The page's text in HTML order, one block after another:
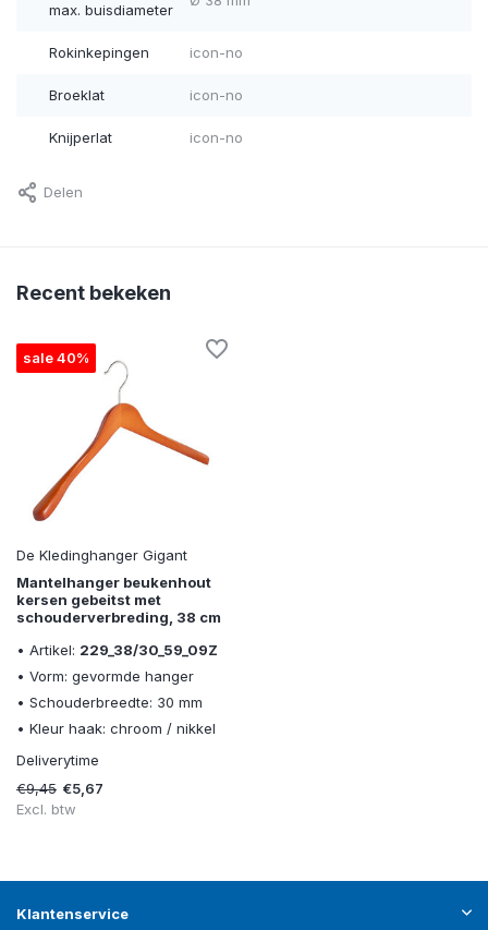
max. buisdiameter
Rokinkepingen icon-no
Broeklat icon-no
Knijperlat icon-no
Delen
Recent bekeken
sale 40%
De Kledinghanger Gigant
Mantelhanger beukenhout
kersen gebeitst met
schouderverbreding, 38 cm
• Artikel: 229_38/30_59_09Z
• Vorm: gevormde hanger
• Schouderbreedte: 30 mm
• Kleur haak: chroom / nikkel
Deliverytime
€9,45 €5,67
Excl. btw
Klantenservice